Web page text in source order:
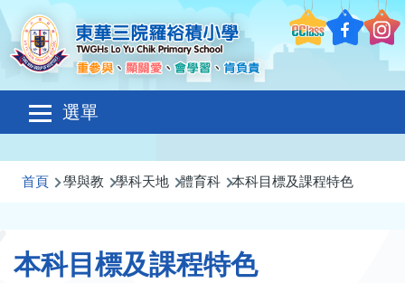
移至主內容
選單
Main
navigation
導
結
首頁 學與教 學科天地 體育科 本科目標及課程特色
本科目標及課程特色